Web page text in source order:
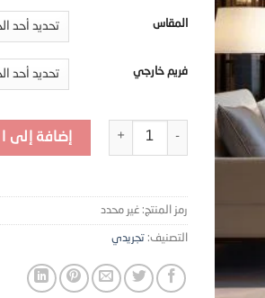
المقاس
فريم خارجي
كمية لوحة جدارية تجريدي MRT-1211
إضافة إلى
رمز المنتج: غير محدد
التصنيف: تجريدي